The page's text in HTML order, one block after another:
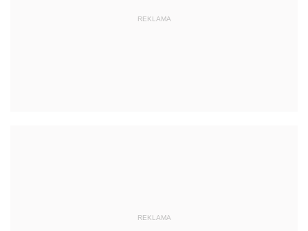
REKLAMA
REKLAMA